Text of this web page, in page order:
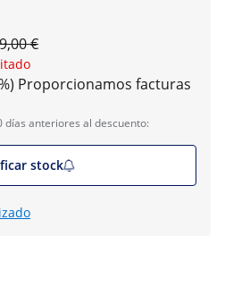
€
Proporcionamos facturas
días anteriores al descuento:
stock